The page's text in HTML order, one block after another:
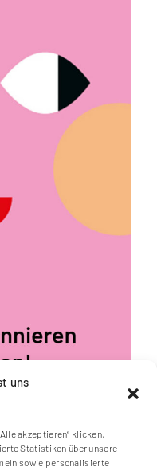
uns
akzeptieren“ klicken,
Statistiken über unsere
sowie personalisierte